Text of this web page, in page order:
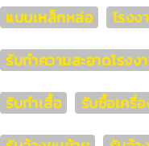
แบบเหล็กหล่อ
โรงง
รับทำความสะอาดโรงง
รับทำเสื้อ
รับซื้อเครื่